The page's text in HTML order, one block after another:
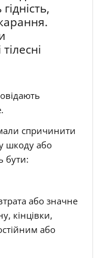
спричинити
шкоду або
бути:
або значне
кінцівки,
або